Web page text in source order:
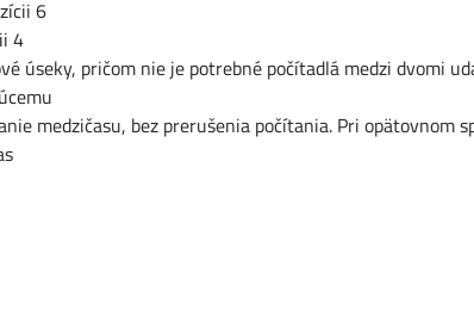
6
4
úseky, pričom nie je potrebné počítadlá medzi dvomi
medzičasu, bez prerušenia počítania. Pri opätovnom